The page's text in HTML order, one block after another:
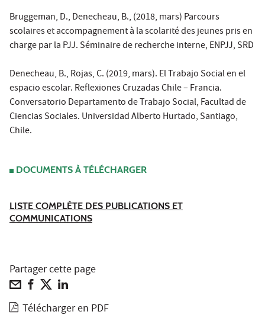
Bruggeman, D., Denecheau, B., (2018, mars) Parcours
scolaires et accompagnement à la scolarité des jeunes pris en
charge par la PJJ. Séminaire de recherche interne, ENPJJ, SRD
Denecheau, B., Rojas, C. (2019, mars). El Trabajo Social en el
espacio escolar. Reflexiones Cruzadas Chile – Francia.
Conversatorio Departamento de Trabajo Social, Facultad de
Ciencias Sociales. Universidad Alberto Hurtado, Santiago,
Chile.
DOCUMENTS À TÉLÉCHARGER
LISTE COMPLÈTE DES PUBLICATIONS ET
COMMUNICATIONS
Partager cette page
Télécharger en PDF